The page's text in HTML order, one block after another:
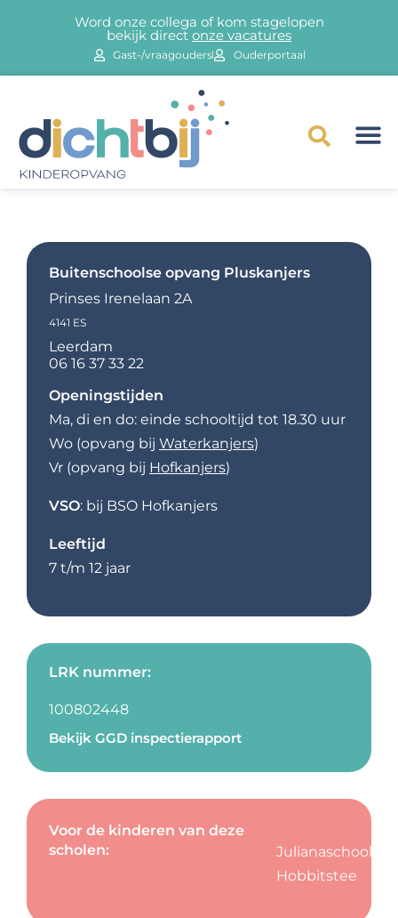
Word onze collega of kom stagelopen
bekijk direct onze vacatures
Gast-/vraagouders Ouderportaal
Buitenschoolse opvang Pluskanjers
Prinses Irenelaan 2A
4141 ES
Leerdam
06 16 37 33 22
Openingstijden
Ma, di en do: einde schooltijd tot 18.30 uur
Wo (opvang bij Waterkanjers)
Vr (opvang bij Hofkanjers)
VSO: bij BSO Hofkanjers
Leeftijd
7 t/m 12 jaar
LRK nummer:
100802448
Bekijk GGD inspectierapport
Voor de kinderen van deze
scholen:
Julianaschool
Hobbitstee